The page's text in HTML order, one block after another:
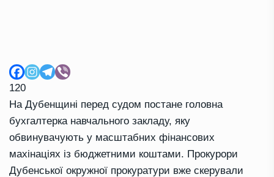
120
На Дубенщині перед судом постане головна
бухгалтерка навчального закладу, яку
обвинувачують у масштабних фінансових
махінаціях із бюджетними коштами. Прокурори
Дубенської окружної прокуратури вже скерували